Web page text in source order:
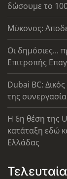
δώσουμε το
Μύκονος:
Οι δημόσιες...
Επιτροπής
Dubai BC:
της
Η 6η θέση της
κατάταξη εδώ
Ελλάδας